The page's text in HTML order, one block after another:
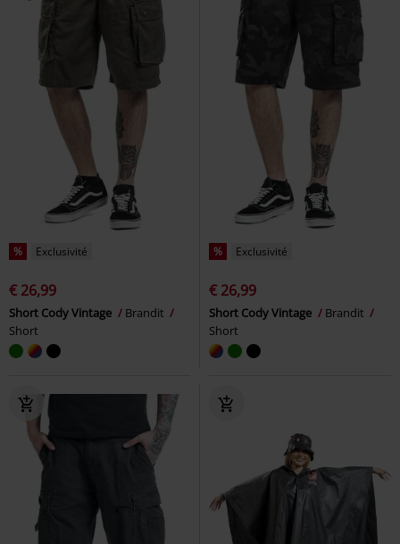
% Exclusivité
€ 26,99
Short Cody Vintage
Brandit
Short
% Exclusivité
€ 26,99
Short Cody Vintage
Brandit
Short